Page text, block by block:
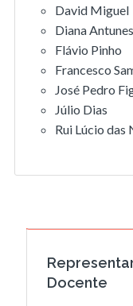
David Miguel
Diana Antunes
Flávio Pinho
Francesco
José Pedro
Júlio Dias
Rui Lúcio das
Docente